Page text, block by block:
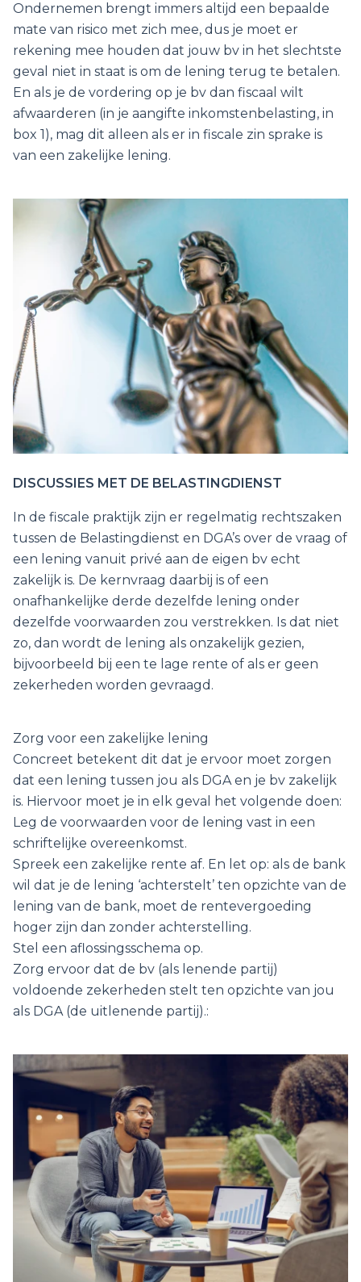
Ondernemen brengt immers altijd een bepaalde
mate van risico met zich mee, dus je moet er
rekening mee houden dat jouw bv in het slechtste
geval niet in staat is om de lening terug te betalen.
En als je de vordering op je bv dan fiscaal wilt
afwaarderen (in je aangifte inkomstenbelasting, in
box 1), mag dit alleen als er in fiscale zin sprake is
van een zakelijke lening.
DISCUSSIES MET DE BELASTINGDIENST
In de fiscale praktijk zijn er regelmatig rechtszaken
tussen de Belastingdienst en DGA’s over de vraag of
een lening vanuit privé aan de eigen bv echt
zakelijk is. De kernvraag daarbij is of een
onafhankelijke derde dezelfde lening onder
dezelfde voorwaarden zou verstrekken. Is dat niet
zo, dan wordt de lening als onzakelijk gezien,
bijvoorbeeld bij een te lage rente of als er geen
zekerheden worden gevraagd.
Zorg voor een zakelijke lening
Concreet betekent dit dat je ervoor moet zorgen
dat een lening tussen jou als DGA en je bv zakelijk
is. Hiervoor moet je in elk geval het volgende doen:
Leg de voorwaarden voor de lening vast in een
schriftelijke overeenkomst.
Spreek een zakelijke rente af. En let op: als de bank
wil dat je de lening ‘achterstelt’ ten opzichte van de
lening van de bank, moet de rentevergoeding
hoger zijn dan zonder achterstelling.
Stel een aflossingsschema op.
Zorg ervoor dat de bv (als lenende partij)
voldoende zekerheden stelt ten opzichte van jou
als DGA (de uitlenende partij).: